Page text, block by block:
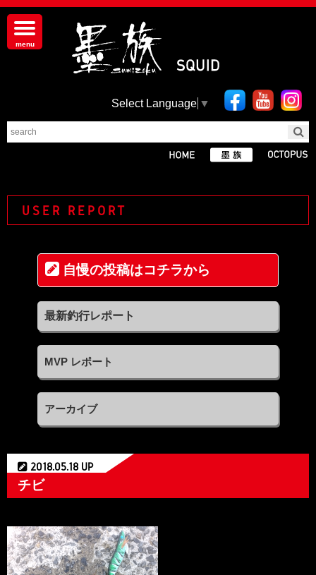
Select Language ▼
USER REPORT
自慢の投稿はコチラから
MVP レポート
アーカイブ
2018.05.18 UP
チビ